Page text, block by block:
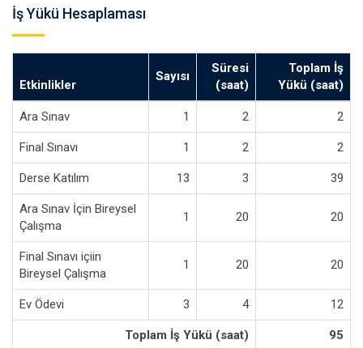
İş Yükü Hesaplaması
Etkinlikler
Sayısı
Süresi
(saat)
Toplam İş
Yükü (saat)
Ara Sınav 1 2 2
Final Sınavı 1 2 2
Derse Katılım 13 3 39
Ara Sınav İçin Bireysel
Çalışma
1 20 20
Final Sınavı içiin
Bireysel Çalışma
1 20 20
Ev Ödevi 3 4 12
Toplam İş Yükü (saat) 95